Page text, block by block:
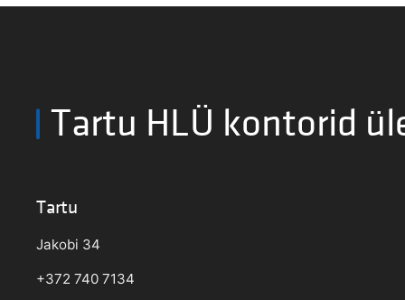
Tartu HLÜ kontorid
Tartu
Jakobi 34
+372 740 7134